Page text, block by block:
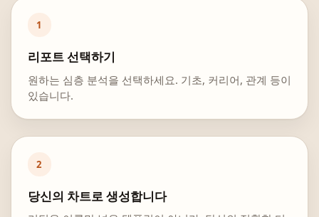
1
리포트 선택하기
원하는 심층 분석을 선택하세요. 기초, 커리어, 관계 등이
있습니다.
2
당신의 차트로 생성합니다